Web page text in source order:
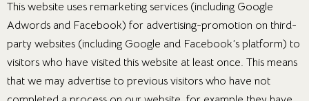
This website uses remarketing services (including Google
Adwords and Facebook) for advertising-promotion on third-
party websites (including Google and Facebook’s platform) to
visitors who have visited this website at least once. This means
that we may advertise to previous visitors who have not